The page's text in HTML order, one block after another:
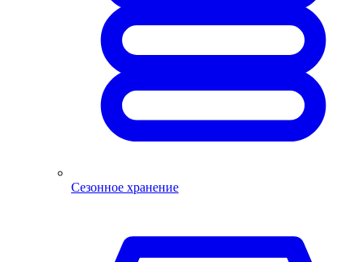
Сезонное хранение